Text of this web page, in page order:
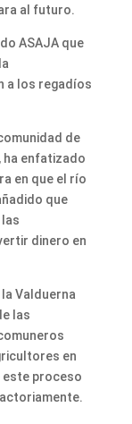
al futuro.
ASAJA que
a los regadíos
de
ha enfatizado
en que el río
que
dinero en
Valduerna
las
en
este proceso